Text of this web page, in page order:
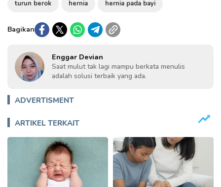
turun berok hernia hernia pada bayi
Bagikan
Enggar Devian
Saat mulut tak lagi mampu berkata menulis
adalah solusi terbaik yang ada.
ADVERTISMENT
ARTIKEL TERKAIT